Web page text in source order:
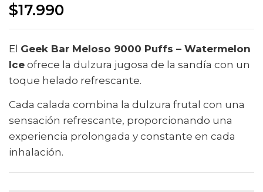
$17.990
El Geek Bar Meloso 9000 Puffs – Watermelon
Ice ofrece la dulzura jugosa de la sandía con un
toque helado refrescante.
Cada calada combina la dulzura frutal con una
sensación refrescante, proporcionando una
experiencia prolongada y constante en cada
inhalación.